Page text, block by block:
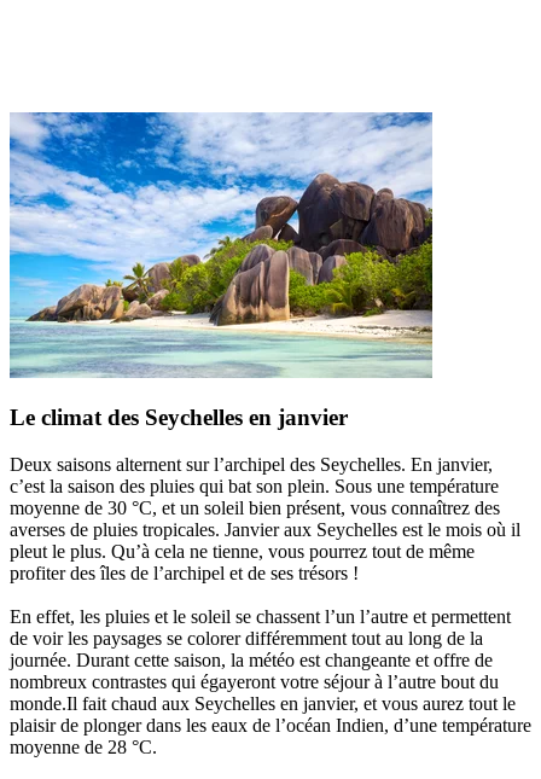
Le climat des Seychelles en janvier
Deux saisons alternent sur l’archipel des Seychelles. En janvier,
c’est la saison des pluies qui bat son plein. Sous une température
moyenne de 30 °C, et un soleil bien présent, vous connaîtrez des
averses de pluies tropicales. Janvier aux Seychelles est le mois où il
pleut le plus. Qu’à cela ne tienne, vous pourrez tout de même
profiter des îles de l’archipel et de ses trésors !
En effet, les pluies et le soleil se chassent l’un l’autre et permettent
de voir les paysages se colorer différemment tout au long de la
journée. Durant cette saison, la météo est changeante et offre de
nombreux contrastes qui égayeront votre séjour à l’autre bout du
monde.Il fait chaud aux Seychelles en janvier, et vous aurez tout le
plaisir de plonger dans les eaux de l’océan Indien, d’une température
moyenne de 28 °C.